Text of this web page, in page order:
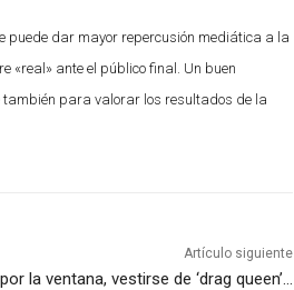
puede dar mayor repercusión mediática a la
«real» ante el público final. Un buen
para valorar los resultados de la
Artículo siguiente
la ventana, vestirse de ‘drag queen’…